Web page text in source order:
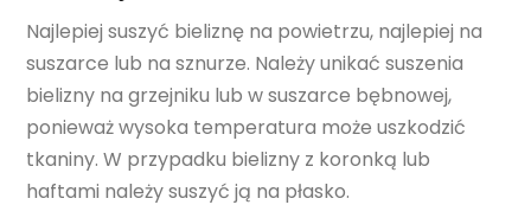
Najlepiej suszyć bieliznę na powietrzu, najlepiej na
suszarce lub na sznurze. Należy unikać suszenia
bielizny na grzejniku lub w suszarce bębnowej,
ponieważ wysoka temperatura może uszkodzić
tkaniny. W przypadku bielizny z koronką lub
haftami należy suszyć ją na płasko.